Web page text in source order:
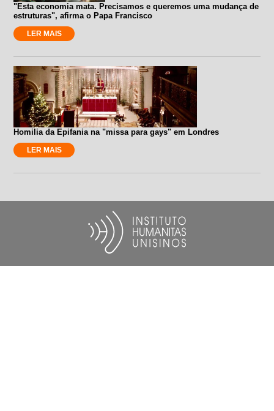
"Esta economia mata. Precisamos e queremos uma mudança de
estruturas", afirma o Papa Francisco
LER MAIS
Homilia da Epifania na "missa para gays" em Londres
LER MAIS